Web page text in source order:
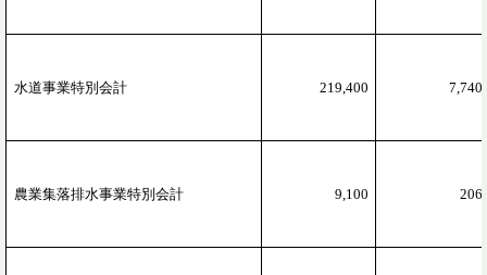
水道事業特別会計 219,400 7,740
農業集落排水事業特別会計 9,100 206